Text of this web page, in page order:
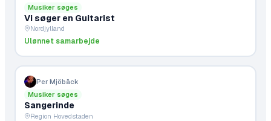
Musiker søges
Vi søger en Guitarist
Nordjylland
Ulønnet samarbejde
Per Mjöbäck
Musiker søges
Sangerinde
Region Hovedstaden